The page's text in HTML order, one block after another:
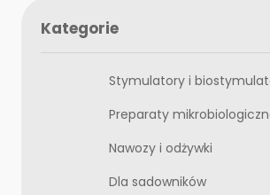
Kategorie
Stymulatory i
Preparaty
Nawozy i odżywki
Dla sadowników